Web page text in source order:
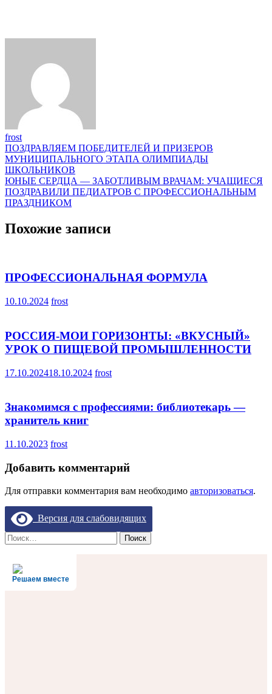
frost
Навигация
по
записям
ПОЗДРАВЛЯЕМ ПОБЕДИТЕЛЕЙ И ПРИЗЕРОВ
МУНИЦИПАЛЬНОГО ЭТАПА ОЛИМПИАДЫ
ШКОЛЬНИКОВ
ЮНЫЕ СЕРДЦА — ЗАБОТЛИВЫМ ВРАЧАМ: УЧАЩИЕСЯ
ПОЗДРАВИЛИ ПЕДИАТРОВ С ПРОФЕССИОНАЛЬНЫМ
ПРАЗДНИКОМ
Похожие записи
ПРОФЕССИОНАЛЬНАЯ ФОРМУЛА
10.10.2024 frost
РОССИЯ-МОИ ГОРИЗОНТЫ: «ВКУСНЫЙ»
УРОК О ПИЩЕВОЙ ПРОМЫШЛЕННОСТИ
17.10.202418.10.2024 frost
Знакомимся с профессиями: библиотекарь —
хранитель книг
11.10.2023 frost
Добавить комментарий
Для отправки комментария вам необходимо авторизоваться.
Версия для слабовидящих
Найти:
Решаем вместе